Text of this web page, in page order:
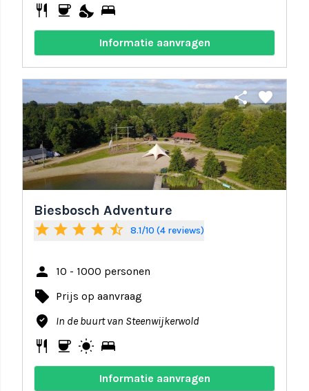
restaurant coffee nights_stay bed
Informatie aanvragen
share favorite
Biesbosch Adventure
star star star star star_half 8.1/10 (4 reviews)
person 10 - 1000 personen
local_offer Prijs op aanvraag
where_to_vote In de buurt van Steenwijkerwold
restaurant coffee wb_sunny bed
Informatie aanvragen